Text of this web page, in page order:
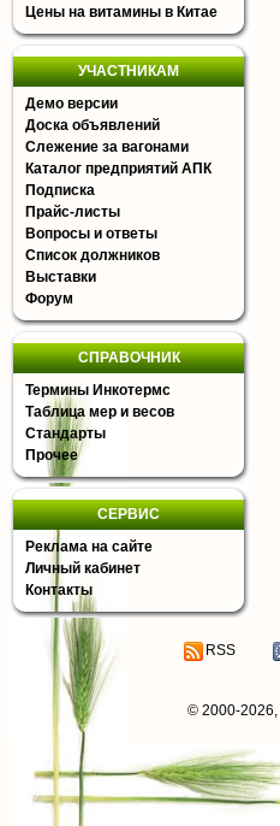
Цены на витамины в Китае
УЧАСТНИКАМ
Демо версии
Доска объявлений
Слежение за вагонами
Каталог предприятий АПК
Подписка
Прайс-листы
Вопросы и ответы
Список должников
Выставки
Форум
СПРАВОЧНИК
Термины Инкотермс
Таблица мер и весов
Стандарты
Прочее
СЕРВИС
Реклама на сайте
Личный кабинет
Контакты
RSS
© 2000-2026,